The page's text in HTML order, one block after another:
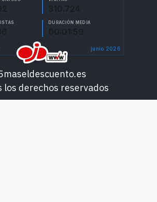
los derechos reservados